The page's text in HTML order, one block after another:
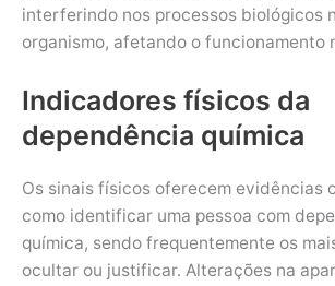
interferindo nos processos biológicos
organismo, afetando o funcionamento
Indicadores físicos da
dependência química
Os sinais físicos oferecem evidências
como identificar uma pessoa com
química, sendo frequentemente os
ocultar ou justificar. Alterações na